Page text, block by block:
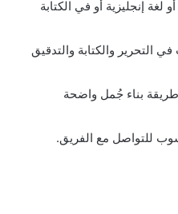
إنجليزية أو في الكتابة
أكثر من 8 سنوات في التحرير والكتابة والتدقيق
بناء جُمل واضحة
للتواصل مع الفريق.